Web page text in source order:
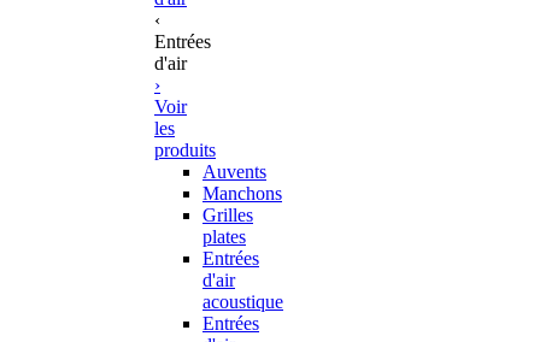
‹
Entrées
d'air
›
Voir
les
produits
Auvents
Manchons
Grilles
plates
Entrées
d'air
acoustique
Entrées